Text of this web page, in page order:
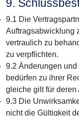
9.
9.1 Die
Auftragsabwicklung
vertraulich zu
zu verpflichten.
9.2 Änderungen
bedürfen zu ihrer
gleiche gilt für deren
9.3 Die
nicht die Gültigkeit